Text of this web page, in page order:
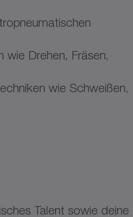
wie Drehen, Fräsen,
wie Schweißen,
Talent sowie deine